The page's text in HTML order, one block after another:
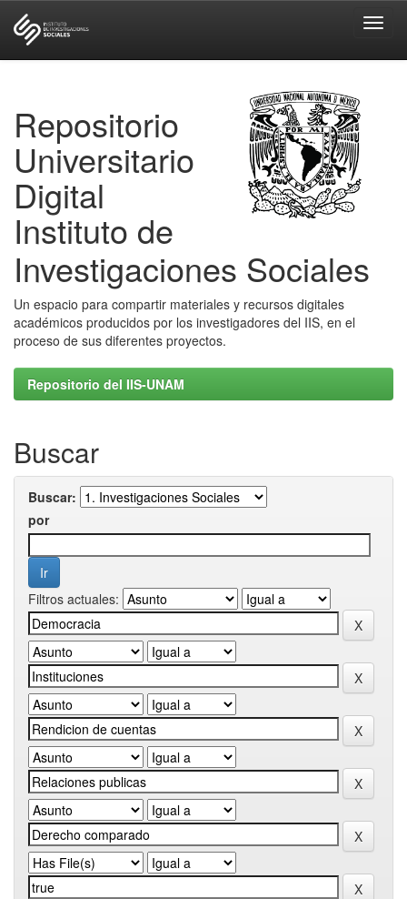
Repositorio
Universitario
Digital
Instituto de
Investigaciones Sociales
Un espacio para compartir materiales y recursos digitales
académicos producidos por los investigadores del IIS, en el
proceso de sus diferentes proyectos.
Repositorio del IIS-UNAM
Buscar
Buscar:
por
Filtros actuales: